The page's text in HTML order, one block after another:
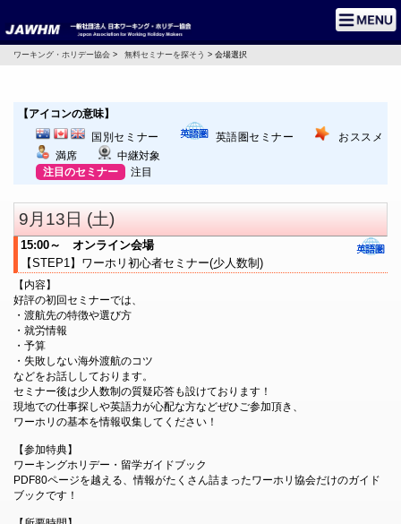
ワーキング・ホリデー協会 > 無料セミナーを探そう > 会場選択
【アイコンの意味】
国別セミナー
英語圏セミナー
おススメ
満席
中継対象
注目のセミナー
注目
9月13日 (土)
15:00～ オンライン会場
【STEP1】ワーホリ初心者セミナー(少人数制)
【内容】
好評の初回セミナーでは、
・渡航先の特徴や選び方
・就労情報
・予算
・失敗しない海外渡航のコツ
などをお話ししております。
セミナー後は少人数制の質疑応答も設けております！
現地での仕事探しや英語力が心配な方などぜひご参加頂き、
ワーホリの基本を情報収集してください！
【参加特典】
ワーキングホリデー・留学ガイドブック
PDF80ページを越える、情報がたくさん詰まったワーホリ協会だけのガイド
ブックです！